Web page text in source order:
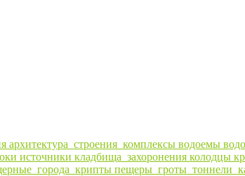
архитектура_строения_комплексы водоемы
источники кладбища_захоронения колодцы